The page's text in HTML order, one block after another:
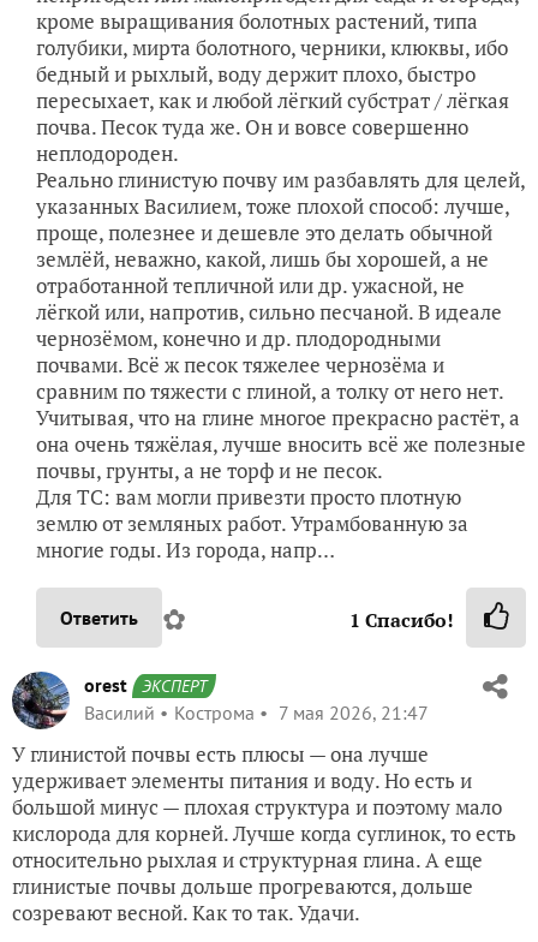
кроме выращивания болотных растений, типа
голубики, мирта болотного, черники, клюквы, ибо
бедный и рыхлый, воду держит плохо, быстро
пересыхает, как и любой лёгкий субстрат / лёгкая
почва. Песок туда же. Он и вовсе совершенно
неплодороден.
Реально глинистую почву им разбавлять для целей,
указанных Василием, тоже плохой способ: лучше,
проще, полезнее и дешевле это делать обычной
землëй, неважно, какой, лишь бы хорошей, а не
отработанной тепличной или др. ужасной, не
лëгкой или, напротив, сильно песчаной. В идеале
чернозëмом, конечно и др. плодородными
почвами. Всë ж песок тяжелее чернозëма и
сравним по тяжести с глиной, а толку от него нет.
Учитывая, что на глине многое прекрасно растëт, а
она очень тяжëлая, лучше вносить всë же полезные
почвы, грунты, а не торф и не песок.
Для ТС: вам могли привезти просто плотную
землю от земляных работ. Утрамбованную за
многие годы. Из города, напр…
Ответить ✿ 1 Спасибо!
orest ЭКСПЕРТ
Василий Кострома 7 мая 2026, 21:47
У глинистой почвы есть плюсы — она лучше
удерживает элементы питания и воду. Но есть и
большой минус — плохая структура и поэтому мало
кислорода для корней. Лучше когда суглинок, то есть
относительно рыхлая и структурная глина. А еще
глинистые почвы дольше прогреваются, дольше
созревают весной. Как то так. Удачи.